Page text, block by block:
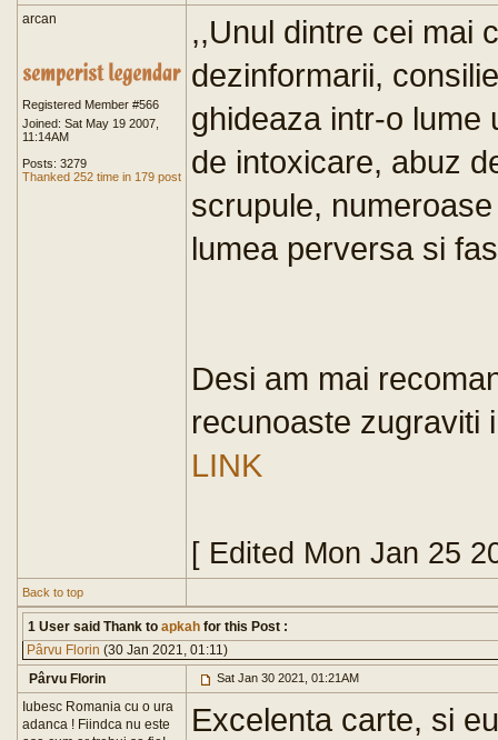
arcan
Registered Member #566
Joined: Sat May 19 2007,
11:14AM
Posts: 3279
Thanked 252 time in 179 post
,,Unul dintre cei mai
dezinformarii,
ghideaza intr-o lume
de intoxicare, abuz
scrupule,
lumea perversa si
Desi am mai
recunoaste zugraviti
LINK
[ Edited Mon Jan 25
Back to top
1 User said Thank to apkah for this Post :
Pârvu Florin (30 Jan 2021, 01:11)
Pârvu Florin
Sat Jan 30 2021, 01:21AM
Iubesc Romania cu o ura
adanca ! Fiindca nu este
Excelenta carte, si